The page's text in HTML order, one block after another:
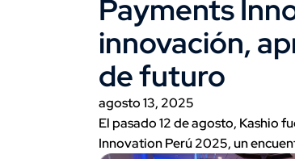
Payments
innovación,
de futuro
agosto 13, 2025
El pasado 12 de agosto, Kashio
Innovation Perú 2025, un